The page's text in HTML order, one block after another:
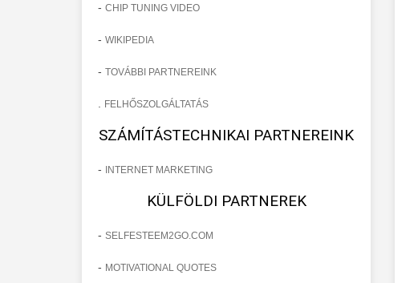
- CHIP TUNING VIDEO
- WIKIPEDIA
- TOVÁBBI PARTNEREINK
FELHŐSZOLGÁLTATÁS
SZÁMÍTÁSTECHNIKAI PARTNEREINK
- INTERNET MARKETING
KÜLFÖLDI PARTNEREK
- SELFESTEEM2GO.COM
- MOTIVATIONAL QUOTES